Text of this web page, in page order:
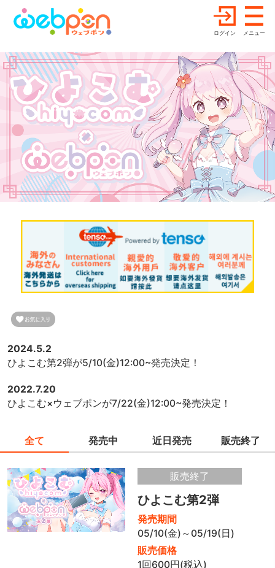
ログイン メニュー
2024.5.2
ひよこむ第2弾が5/10(金)12:00~発売決定！
2022.7.20
ひよこむ×ウェブポンが7/22(金)12:00~発売決定！
全て 発売中 近日発売 販売終了
販売終了
ひよこむ第2弾
発売期間
05/10(金)～05/19(日)
販売価格
1回600円(税込)